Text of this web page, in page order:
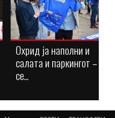
Охрид ја наполни и
салата и паркингот –
се...